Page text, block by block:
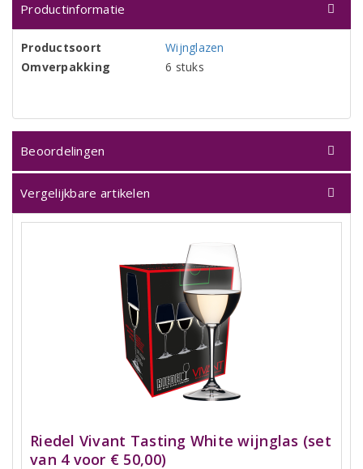
Productinformatie
Productsoort
Wijnglazen
Omverpakking
6 stuks
Beoordelingen
Vergelijkbare artikelen
Riedel Vivant Tasting White wijnglas (set
van 4 voor € 50,00)